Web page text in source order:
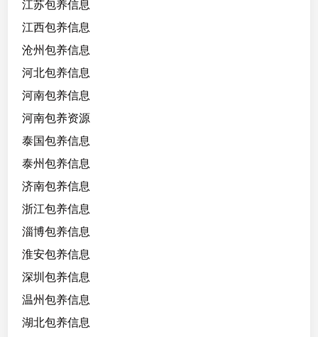
江苏包养信息
江西包养信息
沧州包养信息
河北包养信息
河南包养信息
河南包养资源
泰国包养信息
泰州包养信息
济南包养信息
浙江包养信息
淄博包养信息
淮安包养信息
深圳包养信息
温州包养信息
湖北包养信息